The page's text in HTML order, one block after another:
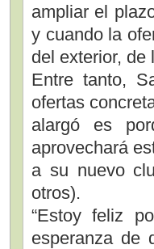
ampliar el
y cuando la
del exterior, de
Entre tanto,
ofertas
alargó es
aprovechará
a su nuevo
otros).
“Estoy feliz
esperanza de